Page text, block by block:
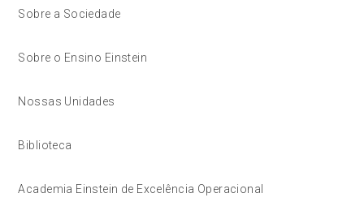
Sobre a Sociedade
Sobre o Ensino Einstein
Nossas Unidades
Biblioteca
Academia Einstein de Excelência Operacional